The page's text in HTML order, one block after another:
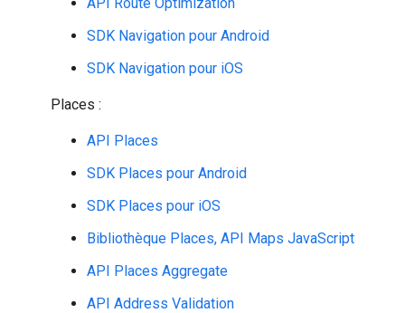
SDK Navigation pour Android
SDK Navigation pour iOS
Places :
API Places
SDK Places pour Android
SDK Places pour iOS
Bibliothèque Places, API Maps JavaScript
API Places Aggregate
API Address Validation